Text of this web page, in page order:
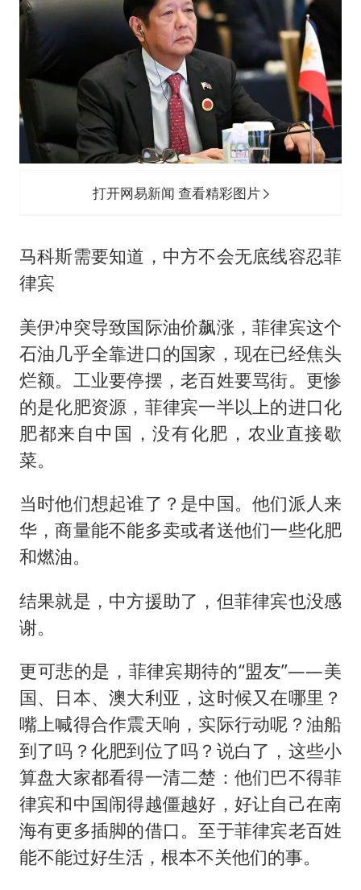
打开网易新闻 查看精彩图片
马科斯需要知道，中方不会无底线容忍菲
律宾
美伊冲突导致国际油价飙涨，菲律宾这个
石油几乎全靠进口的国家，现在已经焦头
烂额。工业要停摆，老百姓要骂街。更惨
的是化肥资源，菲律宾一半以上的进口化
肥都来自中国，没有化肥，农业直接歇
菜。
当时他们想起谁了？是中国。他们派人来
华，商量能不能多卖或者送他们一些化肥
和燃油。
结果就是，中方援助了，但菲律宾也没感
谢。
更可悲的是，菲律宾期待的“盟友”——美
国、日本、澳大利亚，这时候又在哪里？
嘴上喊得合作震天响，实际行动呢？油船
到了吗？化肥到位了吗？说白了，这些小
算盘大家都看得一清二楚：他们巴不得菲
律宾和中国闹得越僵越好，好让自己在南
海有更多插脚的借口。至于菲律宾老百姓
能不能过好生活，根本不关他们的事。